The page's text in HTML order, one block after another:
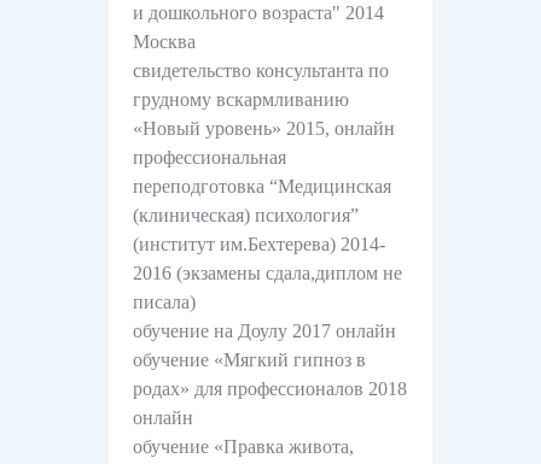
вопросы
вопросы
и дошкольного возраста" 2014
Москва
свидетельство консультанта по
грудному вскармливанию
«Новый уровень» 2015, онлайн
профессиональная
переподготовка “Медицинская
(клиническая) психология”
(институт им.Бехтерева) 2014-
2016 (экзамены сдала,диплом не
писала)
обучение на Доулу 2017 онлайн
обучение «Мягкий гипноз в
родах» для профессионалов 2018
онлайн
обучение «Правка живота,